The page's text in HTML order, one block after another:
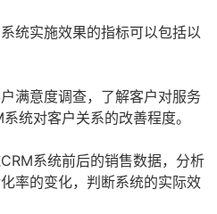
统实施效果的指标可以包括以
满意度调查，了解客户对服务
统对客户关系的改善程度。
系统前后的销售数据，分析
率的变化，判断系统的实际效